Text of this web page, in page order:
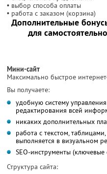
• выбор способа оплаты
• работа с заказом (корзина)
Дополнительные
для
Мини-сайт
Максимально быстрое
Вы получаете:
удобную систему
редактирования всей
никаких дополнительных
работа с текстом,
выполняется в визуальном
SEO-инструменты (ключевые
Структура сайта: